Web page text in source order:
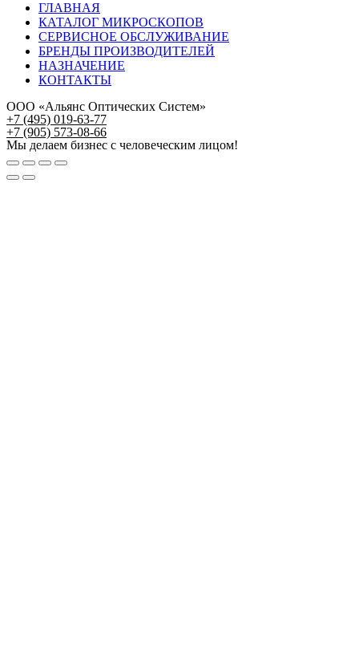
ГЛАВНАЯ
КАТАЛОГ МИКРОСКОПОВ
СЕРВИСНОЕ ОБСЛУЖИВАНИЕ
БРЕНДЫ ПРОИЗВОДИТЕЛЕЙ
НАЗНАЧЕНИЕ
КОНТАКТЫ
ООО «Альянс Оптических Систем»
+7 (495) 019-63-77
+7 (905) 573-08-66
Мы делаем бизнес с человеческим лицом!